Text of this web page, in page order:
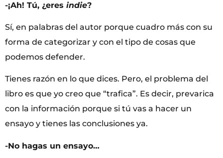
-¡Ah! Tú, ¿eres indie?
Sí, en palabras del autor porque cuadro más con su
forma de categorizar y con el tipo de cosas que
podemos defender.
Tienes razón en lo que dices. Pero, el problema del
libro es que yo creo que “trafica”. Es decir, prevarica
con la información porque si tú vas a hacer un
ensayo y tienes las conclusiones ya.
-No hagas un ensayo…